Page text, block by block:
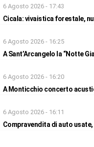
6 Agosto 2026 - 17:43
Cicala: vivaistica forestale,
6 Agosto 2026 - 16:25
A Sant’Arcangelo la “Notte
6 Agosto 2026 - 16:20
A Monticchio concerto
6 Agosto 2026 - 16:11
Compravendita di auto